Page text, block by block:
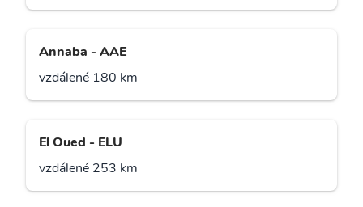
Annaba - AAE
vzdálené 180 km
El Oued - ELU
vzdálené 253 km